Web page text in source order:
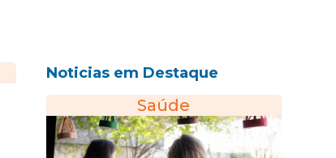
Noticias em Destaque
Saúde